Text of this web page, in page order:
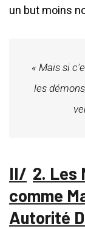
un but moins
« Mais si
les
2. Les
comme
Autorité